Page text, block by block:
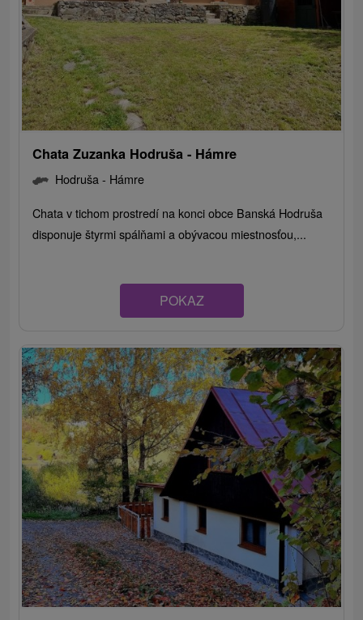
Chata Zuzanka Hodruša - Hámre
Hodruša - Hámre
Chata v tichom prostredí na konci obce Banská Hodruša
disponuje štyrmi spálňami a obývacou miestnosťou,...
POKAZ